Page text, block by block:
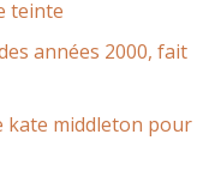
teinte
années 2000, fait
kate middleton pour